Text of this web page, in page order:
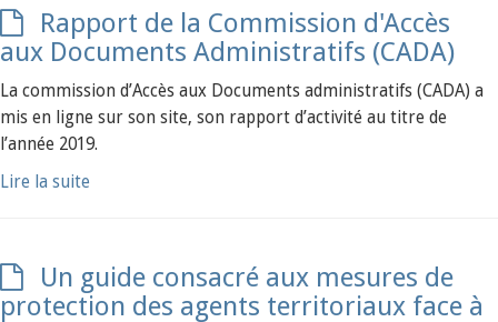
Rapport de la Commission d'Accès
aux Documents Administratifs (CADA)
La commission d’Accès aux Documents administratifs (CADA) a
mis en ligne sur son site, son rapport d’activité au titre de
l’année 2019.
Lire la suite
Un guide consacré aux mesures de
protection des agents territoriaux face à